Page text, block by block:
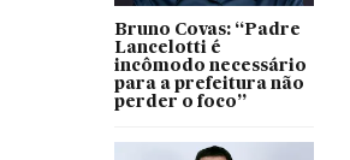
Bruno Covas: “Padre
Lancelotti é
incômodo necessário
para a prefeitura não
perder o foco”